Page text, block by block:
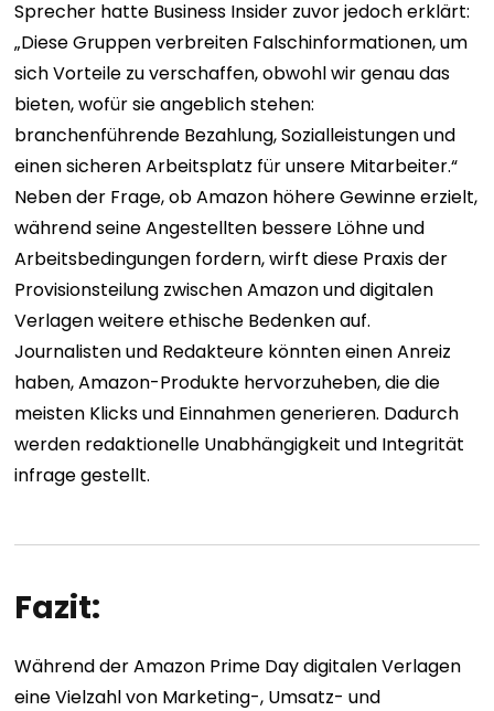
Sprecher hatte Business Insider zuvor jedoch erklärt:
„Diese Gruppen verbreiten Falschinformationen, um
sich Vorteile zu verschaffen, obwohl wir genau das
bieten, wofür sie angeblich stehen:
branchenführende Bezahlung, Sozialleistungen und
einen sicheren Arbeitsplatz für unsere Mitarbeiter.“
Neben der Frage, ob Amazon höhere Gewinne erzielt,
während seine Angestellten bessere Löhne und
Arbeitsbedingungen fordern, wirft diese Praxis der
Provisionsteilung zwischen Amazon und digitalen
Verlagen weitere ethische Bedenken auf.
Journalisten und Redakteure könnten einen Anreiz
haben, Amazon-Produkte hervorzuheben, die die
meisten Klicks und Einnahmen generieren. Dadurch
werden redaktionelle Unabhängigkeit und Integrität
infrage gestellt.
Fazit:
Während der Amazon Prime Day digitalen Verlagen
eine Vielzahl von Marketing-, Umsatz- und